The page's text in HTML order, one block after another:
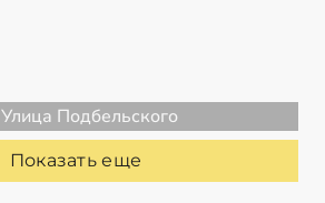
Улица Подбельского
Показать еще